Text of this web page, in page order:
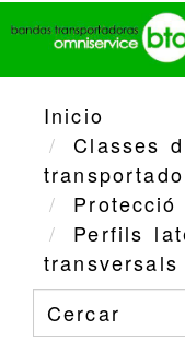
Inicio
Classes
Protecció
Perfils
transversals